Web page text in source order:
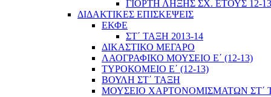
ΓΙΟΡΤΗ ΛΗΞΗΣ ΣΧ. ΕΤΟΥΣ 12-13
ΔΙΔΑΚΤΙΚΕΣ ΕΠΙΣΚΕΨΕΙΣ
ΕΚΦΕ
ΣΤ΄ ΤΑΞΗ 2013-14
ΔΙΚΑΣΤΙΚΟ ΜΕΓΑΡΟ
ΛΑΟΓΡΑΦΙΚΟ ΜΟΥΣΕΙΟ Ε΄ (12-13)
ΤΥΡΟΚΟΜΕΙΟ Ε΄ (12-13)
ΒΟΥΛΗ ΣΤ΄ ΤΑΞΗ
ΜΟΥΣΕΙΟ ΧΑΡΤΟΝΟΜΙΣΜΑΤΩΝ ΣΤ΄